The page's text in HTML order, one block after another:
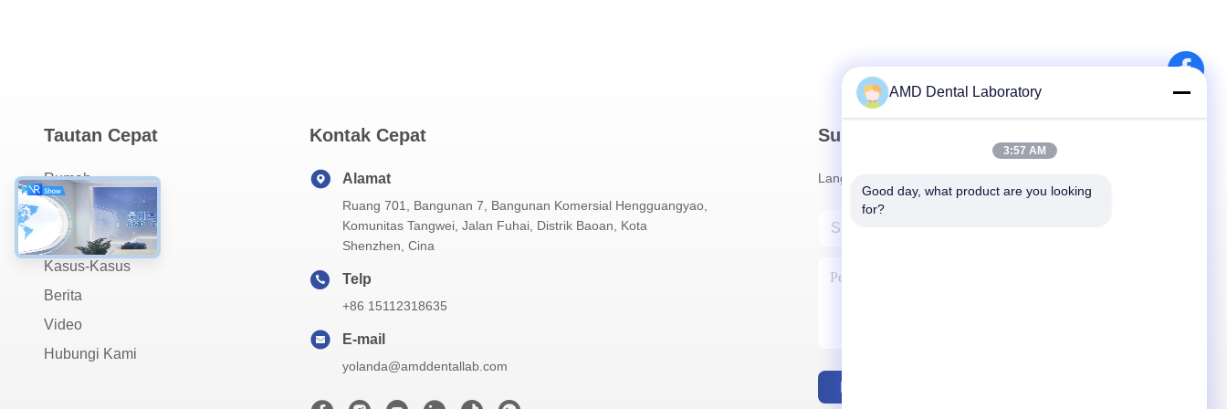
Tautan Cepat
Rumah
Tentang Kami
Produk
Kasus-Kasus
Berita
Video
Hubungi Kami
Kontak Cepat
Alamat
Ruang 701, Bangunan 7, Bangunan Komersial Hengguangyao,
Komunitas Tangwei, Jalan Fuhai, Distrik Baoan, Kota
Shenzhen, Cina
Telp
+86 15112318635
E-mail
yolanda@amddentallab.com
Surat Kabar Kami
Langganan buletin kami untuk diskon dan banyak lagi.
AMD Dental Laboratory
3:57 AM
Good day, what product are you looking
for?